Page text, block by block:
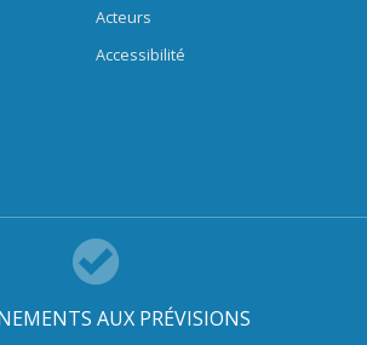
Acteurs
Accessibilité
AUX PRÉVISIONS